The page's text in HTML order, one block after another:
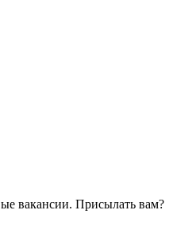
вакансии. Присылать вам?